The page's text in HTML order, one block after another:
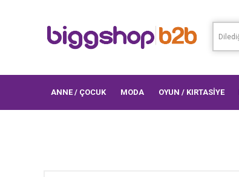
ANNE / ÇOCUK MODA OYUN / KIRTASİYE